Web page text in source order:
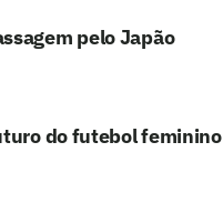
pelo Japão
do futebol feminino